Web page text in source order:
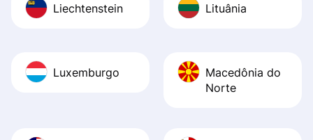
Liechtenstein Lituânia
Luxemburgo
Macedônia do
Norte